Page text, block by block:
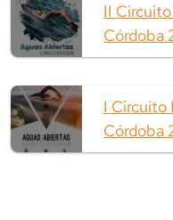
II
Córdoba
I Circuito
Córdoba